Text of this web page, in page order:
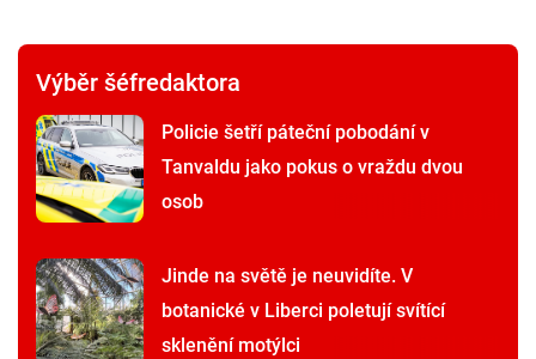
Výběr šéfredaktora
Policie šetří páteční pobodání v
Tanvaldu jako pokus o vraždu dvou
osob
Jinde na světě je neuvidíte. V
botanické v Liberci poletují svítící
sklenění motýlci